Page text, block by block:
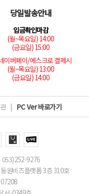
당일발송안내
입금확인마감
(월~목요일) 14:00
(금요일) 15:00
이버페이/에스크로 결제시
(월~목요일) 13:00
(금요일) 14:00
| PC Ver 바로가기
053)252-9276
원비즈플랫폼 3층 310호